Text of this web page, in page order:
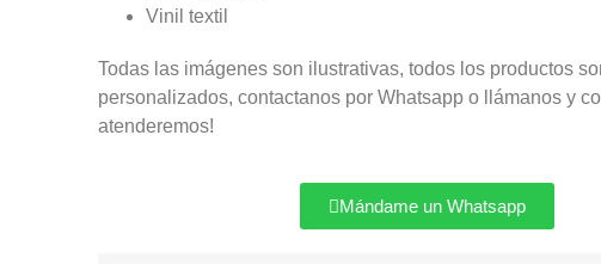
Vinil textil
Todas las imágenes son ilustrativas, todos los productos
personalizados, contactanos por Whatsapp o llámanos y
atenderemos!
Mándame un Whatsapp